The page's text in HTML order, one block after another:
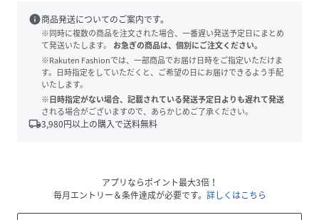
info商品発送についてのご案内です。
※同時に複数の商品を注文された場合、一番遅い発送予定日にまとめ
て発送いたします。
お急ぎの商品は、個別にご注文ください。
※Rakuten Fashionでは、一部商品でお届け日時をご指定いただけま
す。日時指定をしていただくと、ご希望の日にお届けできるよう手配
いたします。
※日時指定がない場合、記載されている発送予定日よりも遅れて発送
される場合がございますので、あらかじめご了承ください。
local_shipping3,980円以上の購入で送料無料
アプリならポイント最大3倍！
毎月エントリー＆条件達成が必要です。 詳しくはこちら